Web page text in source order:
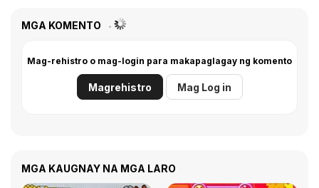
MGA KOMENTO
Mag-rehistro o mag-login para makapaglagay ng komento
Magrehistro Mag Log in
MGA KAUGNAY NA MGA LARO